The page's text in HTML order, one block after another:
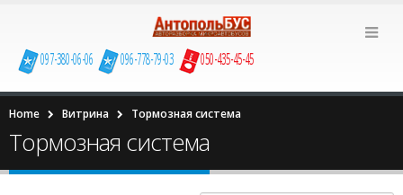
097-380-06-06 096-778-79-03 050-435-45-45
Home Витрина Тормозная система
Тормозная система